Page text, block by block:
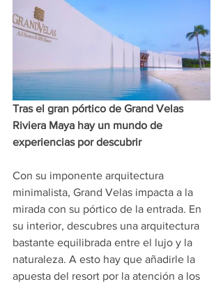
Tras el gran pórtico de Grand Velas
Riviera Maya hay un mundo de
experiencias por descubrir
Con su imponente arquitectura
minimalista, Grand Velas impacta a la
mirada con su pórtico de la entrada. En
su interior, descubres una arquitectura
bastante equilibrada entre el lujo y la
naturaleza. A esto hay que añadirle la
apuesta del resort por la atención a los